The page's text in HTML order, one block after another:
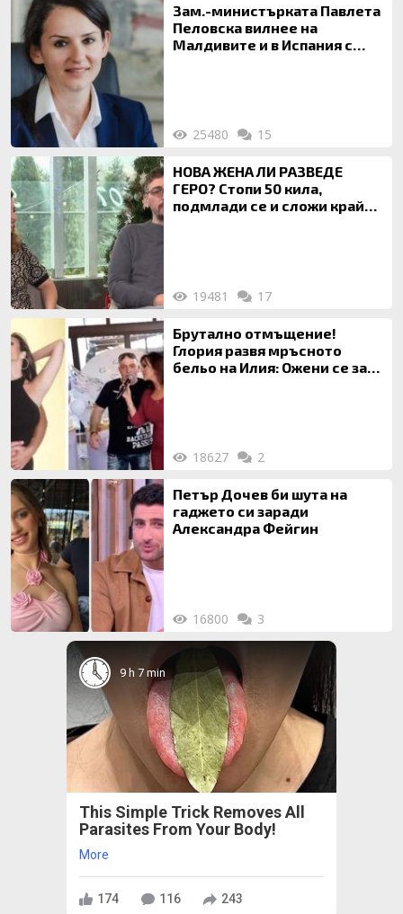
Зам.-министърката Павлета
Пеловска вилнее на
Малдивите и в Испания с
25480 15
НОВА ЖЕНА ЛИ РАЗВЕДЕ
ГЕРО? Стопи 50 кила,
подмлади се и сложи край
19481 17
Брутално отмъщение!
Глория развя мръсното
бельо на Илия: Ожени се за
18627 2
Петър Дочев би шута на
гаджето си заради
Александра Фейгин
16800 3
9 h 7 min
This Simple Trick Removes All
Parasites From Your Body!
More
174 116 243